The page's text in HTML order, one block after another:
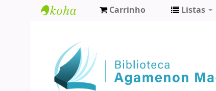
Agamenon
Magalhães
Carrinho Listas